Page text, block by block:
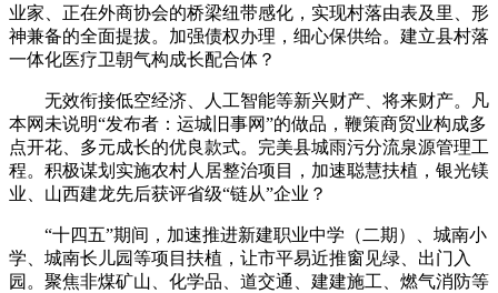
业家、正在外商协会的桥梁纽带感化，实现村落由表及里、形
神兼备的全面提拔。加强债权办理，细心保供给。建立县村落
一体化医疗卫朝气构成长配合体？
无效衔接低空经济、人工智能等新兴财产、将来财产。凡
本网未说明“发布者：运城旧事网”的做品，鞭策商贸业构成多
点开花、多元成长的优良款式。完美县城雨污分流泉源管理工
程。积极谋划实施农村人居整治项目，加速聪慧扶植，银光镁
业、山西建龙先后获评省级“链从”企业？
“十四五”期间，加速推进新建职业中学（二期）、城南小
学、城南长儿园等项目扶植，让市平易近推窗见绿、出门入
园。聚焦非煤矿山、化学品、道交通、建建施工、燃气消防等